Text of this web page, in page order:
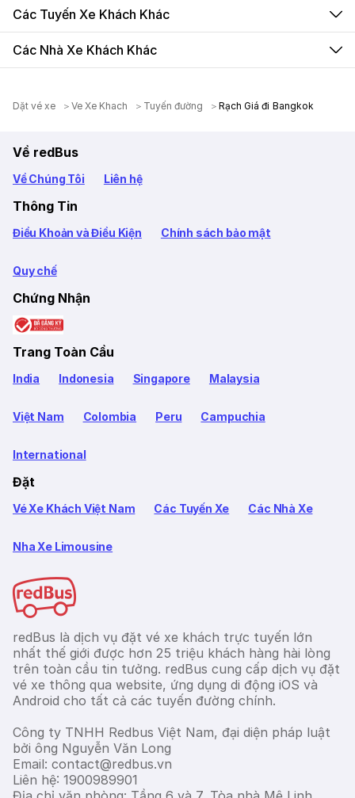
Các Tuyến Xe Khách Khác
Các Nhà Xe Khách Khác
Dặt vé xe Ve Xe Khach Tuyến đường Rạch Giá đi Bangkok
Về redBus
Về Chúng Tôi Liên hệ
Thông Tin
Điều Khoản và Điều Kiện Chính sách bảo mật
Quy chế
Chứng Nhận
Trang Toàn Cầu
India Indonesia Singapore Malaysia
Việt Nam Colombia Peru Campuchia
International
Đặt
Vé Xe Khách Việt Nam Các Tuyến Xe Các Nhà Xe
Nha Xe Limousine
redBus là dịch vụ đặt vé xe khách trực tuyến lớn
nhất thế giới được hơn 25 triệu khách hàng hài lòng
trên toàn cầu tin tưởng. redBus cung cấp dịch vụ đặt
vé xe thông qua website, ứng dụng di động iOS và
Android cho tất cả các tuyến đường chính.
Công ty TNHH Redbus Việt Nam, đại diện pháp luật
bởi ông Nguyễn Văn Long
Email: contact@redbus.vn
Liên hệ: 1900989901